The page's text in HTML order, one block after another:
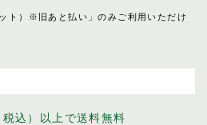
ト）※旧あと払い」のみご利用いただけ
込）以上で送料無料